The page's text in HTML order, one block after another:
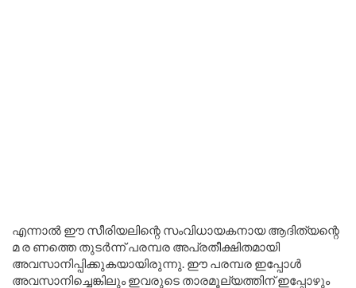
എന്നാൽ ഈ സീരിയലിന്റെ സംവിധായകനായ ആദിത്യന്റെ
മ ര ണത്തെ തുടർന്ന് പരമ്പര അപ്രതീക്ഷിതമായി
അവസാനിപ്പിക്കുകയായിരുന്നു. ഈ പരമ്പര ഇപ്പോൾ
അവസാനിച്ചെങ്കിലും ഇവരുടെ താരമൂല്യത്തിന് ഇപ്പോഴും